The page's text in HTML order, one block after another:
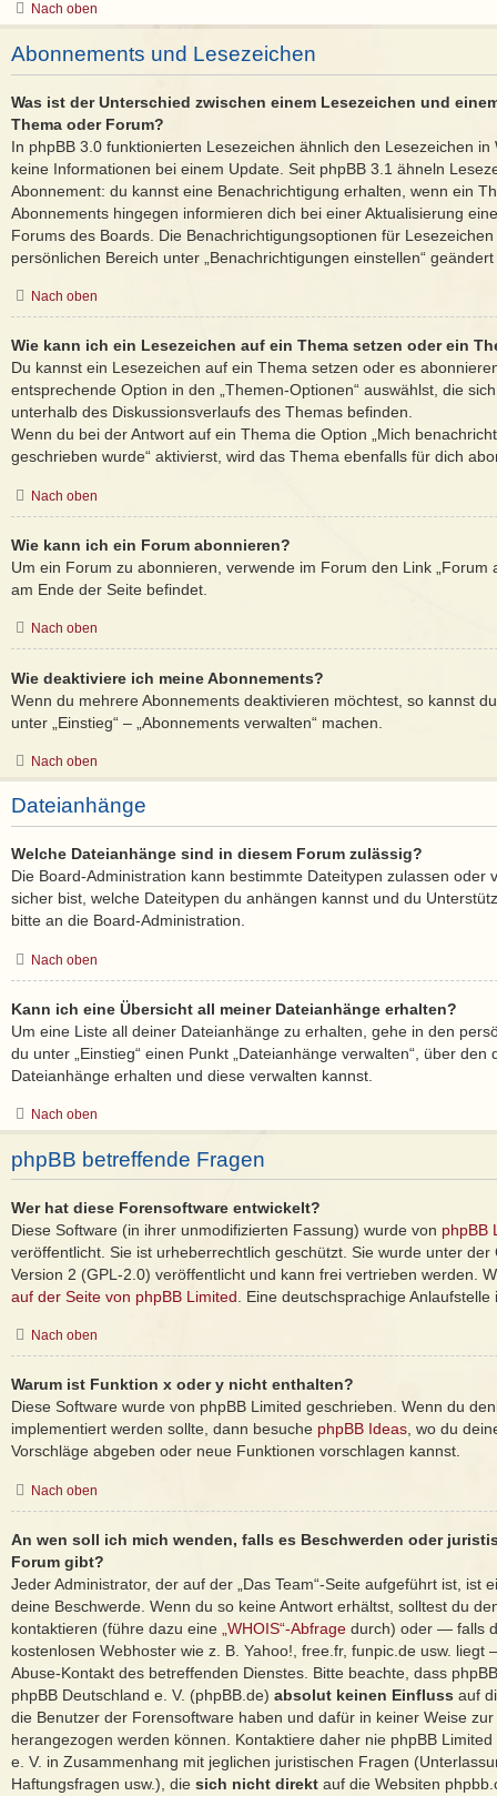
Nach oben
Abonnements und Lesezeichen
Was ist der Unterschied zwischen einem Lesezeichen und
Thema oder Forum?
In phpBB 3.0 funktionierten Lesezeichen ähnlich den Lesezeichen
keine Informationen bei einem Update. Seit phpBB 3.1 ähneln
Abonnement: du kannst eine Benachrichtigung erhalten, wenn ein
Abonnements hingegen informieren dich bei einer Aktualisierung
Forums des Boards. Die Benachrichtigungsoptionen für
persönlichen Bereich unter „Benachrichtigungen einstellen“
Nach oben
Wie kann ich ein Lesezeichen auf ein Thema setzen oder ein
Du kannst ein Lesezeichen auf ein Thema setzen oder es
entsprechende Option in den „Themen-Optionen“ auswählst, die
unterhalb des Diskussionsverlaufs des Themas befinden.
Wenn du bei der Antwort auf ein Thema die Option „Mich
geschrieben wurde“ aktivierst, wird das Thema ebenfalls für dich
Nach oben
Wie kann ich ein Forum abonnieren?
Um ein Forum zu abonnieren, verwende im Forum den Link „Forum
am Ende der Seite befindet.
Nach oben
Wie deaktiviere ich meine Abonnements?
Wenn du mehrere Abonnements deaktivieren möchtest, so kannst
unter „Einstieg“ – „Abonnements verwalten“ machen.
Nach oben
Dateianhänge
Welche Dateianhänge sind in diesem Forum zulässig?
Die Board-Administration kann bestimmte Dateitypen zulassen oder
sicher bist, welche Dateitypen du anhängen kannst und du
bitte an die Board-Administration.
Nach oben
Kann ich eine Übersicht all meiner Dateianhänge erhalten?
Um eine Liste all deiner Dateianhänge zu erhalten, gehe in den
du unter „Einstieg“ einen Punkt „Dateianhänge verwalten“, über den
Dateianhänge erhalten und diese verwalten kannst.
Nach oben
phpBB betreffende Fragen
Wer hat diese Forensoftware entwickelt?
Diese Software (in ihrer unmodifizierten Fassung) wurde von phpBB
veröffentlicht. Sie ist urheberrechtlich geschützt. Sie wurde unter der
Version 2 (GPL-2.0) veröffentlicht und kann frei vertrieben werden.
auf der Seite von phpBB Limited . Eine deutschsprachige
Nach oben
Warum ist Funktion x oder y nicht enthalten?
Diese Software wurde von phpBB Limited geschrieben. Wenn du
implementiert werden sollte, dann besuche phpBB Ideas, wo du
Vorschläge abgeben oder neue Funktionen vorschlagen kannst.
Nach oben
An wen soll ich mich wenden, falls es Beschwerden oder
Forum gibt?
Jeder Administrator, der auf der „Das Team“-Seite aufgeführt ist, ist
deine Beschwerde. Wenn du so keine Antwort erhältst, solltest du
kontaktieren (führe dazu eine „WHOIS“-Abfrage durch) oder — falls
kostenlosen Webhoster wie z. B. Yahoo!, free.fr, funpic.de usw.
Abuse-Kontakt des betreffenden Dienstes. Bitte beachte, dass
phpBB Deutschland e. V. (phpBB.de) absolut keinen Einfluss auf
die Benutzer der Forensoftware haben und dafür in keiner Weise
herangezogen werden können. Kontaktiere daher nie phpBB
e. V. in Zusammenhang mit jeglichen juristischen Fragen
Haftungsfragen usw.), die sich nicht direkt auf die Websiten